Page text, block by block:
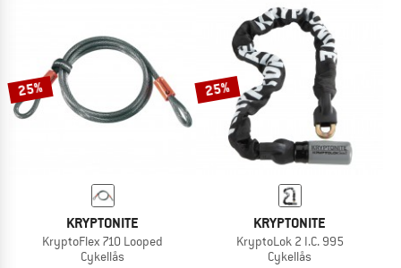
25%
KRYPTONITE
KryptoFlex 710 Looped
Cykellås
25%
KRYPTONITE
KryptoLok 2 I.C. 995
Cykellås